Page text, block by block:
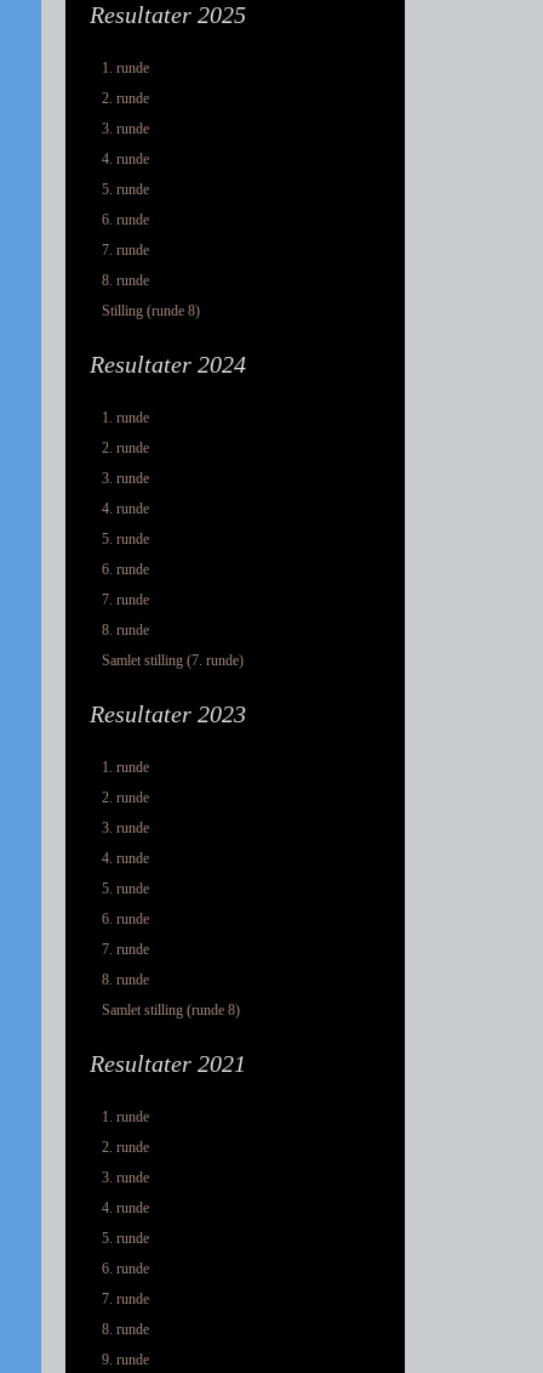
Resultater 2025
1. runde
2. runde
3. runde
4. runde
5. runde
6. runde
7. runde
8. runde
Stilling (runde 8)
Resultater 2024
1. runde
2. runde
3. runde
4. runde
5. runde
6. runde
7. runde
8. runde
Samlet stilling (7. runde)
Resultater 2023
1. runde
2. runde
3. runde
4. runde
5. runde
6. runde
7. runde
8. runde
Samlet stilling (runde 8)
Resultater 2021
1. runde
2. runde
3. runde
4. runde
5. runde
6. runde
7. runde
8. runde
9. runde